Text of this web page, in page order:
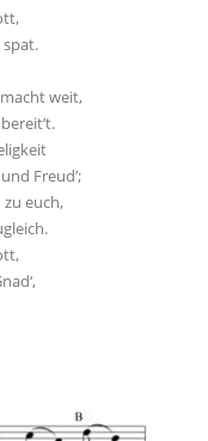
macht weit,
Freud’;
euch,